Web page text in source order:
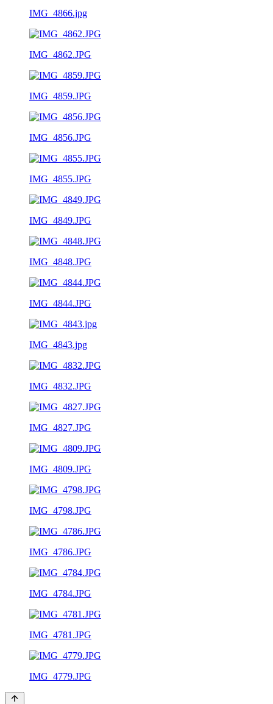
IMG_4866.jpg
IMG_4862.JPG
IMG_4859.JPG
IMG_4856.JPG
IMG_4855.JPG
IMG_4849.JPG
IMG_4848.JPG
IMG_4844.JPG
IMG_4843.jpg
IMG_4832.JPG
IMG_4827.JPG
IMG_4809.JPG
IMG_4798.JPG
IMG_4786.JPG
IMG_4784.JPG
IMG_4781.JPG
IMG_4779.JPG